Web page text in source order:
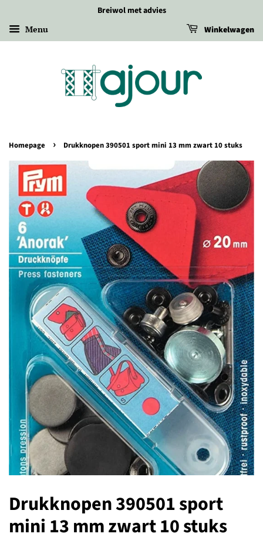
Breiwol met advies
Menu Winkelwagen
Homepage › Drukknopen 390501 sport mini 13 mm zwart 10 stuks
Drukknopen 390501 sport
mini 13 mm zwart 10 stuks